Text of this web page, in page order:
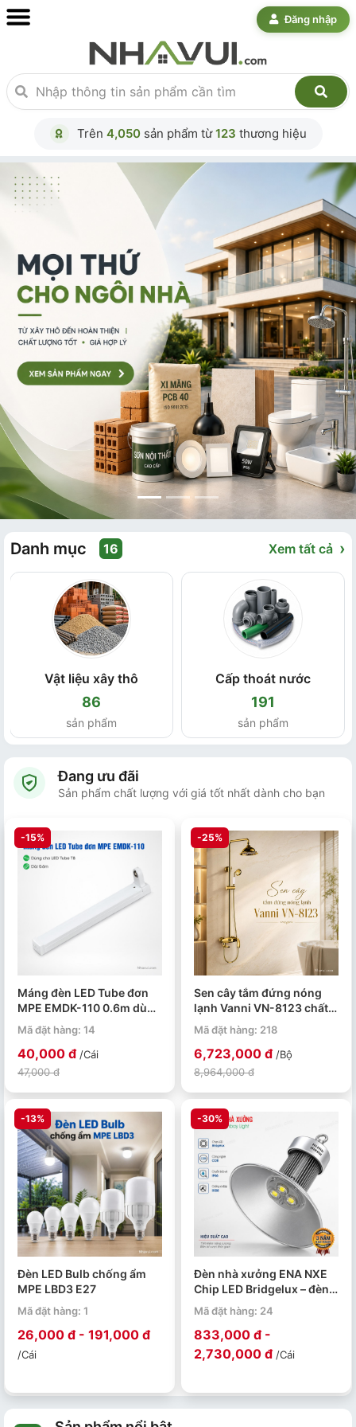
Đăng nhập
Trên 4,050sản phẩm từ123 thương hiệu
Danh mục 16 Xem tất cả ›
Vật liệu xây thô
86
sản phẩm
Cấp thoát nước
191
sản phẩm
Đang ưu đãi
Sản phẩm chất lượng với giá tốt nhất dành cho bạn
-15%
Máng đèn LED Tube đơn
MPE EMDK-110 0.6m dùng
cho bóng T8
Mã đặt hàng: 14
40,000 đ /Cái
47,000 đ
-25%
Sen cây tắm đứng nóng
lạnh Vanni VN-8123 chất
liệu đồng thau mạ vàng
Mã đặt hàng: 218
6,723,000 đ /Bộ
8,964,000 đ
-13%
Đèn LED Bulb chống ẩm
MPE LBD3 E27
Mã đặt hàng: 1
26,000 đ - 191,000 đ
/Cái
-30%
Đèn nhà xưởng ENA NXE
Chip LED Bridgelux – đèn
LED Highbay 50W đến
250W
Mã đặt hàng: 24
833,000 đ -
2,730,000 đ /Cái